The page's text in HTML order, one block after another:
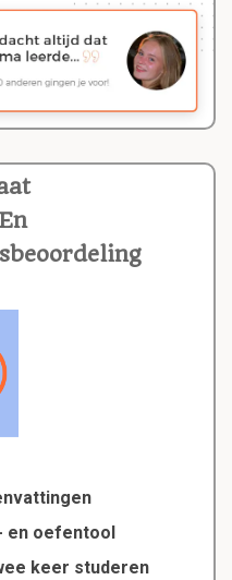
en oefentool
keer studeren